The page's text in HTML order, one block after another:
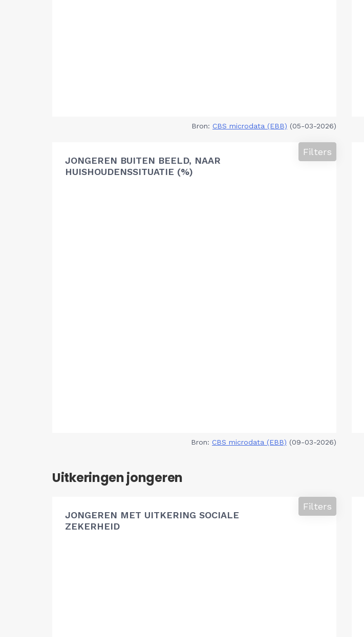
Bron: CBS microdata (EBB) (05-03-2026)
JONGEREN BUITEN BEELD, NAAR
HUISHOUDENSSITUATIE (%)
Filters
Bron: CBS microdata (EBB) (09-03-2026)
Uitkeringen jongeren
JONGEREN MET UITKERING SOCIALE
ZEKERHEID
Filters